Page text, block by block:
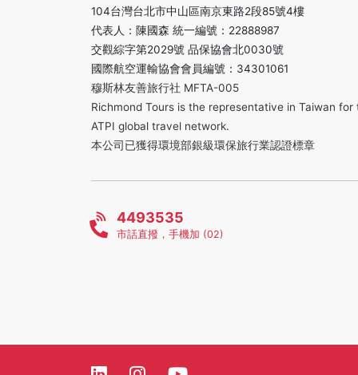
104台灣台北市中山區南京東路2段85號4樓
代表人：陳國森 統一編號：22888987
交觀綜字第2029號 品保協會北0030號
國際航空運輸協會會員編號：34301061
穆斯林友善旅行社 MFTA-005
Richmond Tours is the representative in Taiwan for
ATPI global travel network.
本公司已獲得環境部銀級環保旅行業認證標章
4493535
市話直撥，手機加 (02)